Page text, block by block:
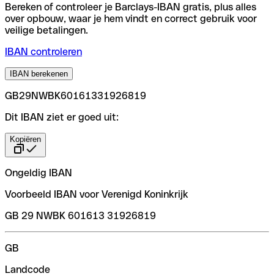
Bereken of controleer je Barclays-IBAN gratis, plus alles
over opbouw, waar je hem vindt en correct gebruik voor
veilige betalingen.
IBAN controleren
IBAN berekenen
GB29NWBK60161331926819
Dit IBAN ziet er goed uit:
Kopiëren
Ongeldig IBAN
Voorbeeld IBAN voor Verenigd Koninkrijk
GB 29 NWBK 601613 31926819
GB
Landcode